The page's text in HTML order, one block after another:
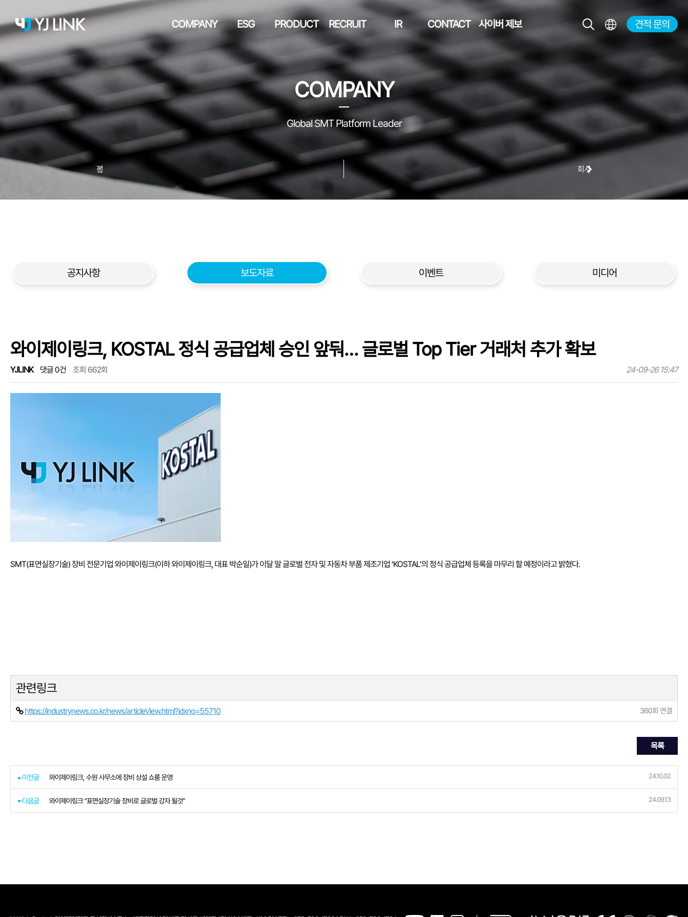
COMPANY ESG PRODUCT RECRUIT IR CONTACT 사이버 제보 견적 문의
COMPANY
Global SMT Platform Leader
비전 회사 연혁
공지사항 보도자료 이벤트 미디어
와이제이링크, KOSTAL 정식 공급업체 승인 앞둬… 글로벌 Top Tier 거래처 추가 확보
YJLINK 댓글 0건 조회 662회 24-09-26 15:47
SMT(표면실장기술) 장비 전문기업 와이제이링크(이하 와이제이링크, 대표 박순일)가 이달 말 글로벌 전자 및 자동차 부품 제조기업 ‘KOSTAL’의 정식 공급업체 등록을 마무리 할 예정이라고 밝혔다.
관련링크
https://industrynews.co.kr/news/articleView.html?idxno=55710 360회 연결
목록
이전글 와이제이링크, 수원 사무소에 장비 상설 쇼룸 운영 24.10.02
다음글 와이제이링크 "표면실장기술 장비로 글로벌 강자 될것" 24.09.13